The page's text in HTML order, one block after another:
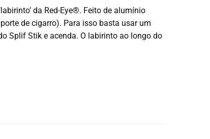
da Red-Eye®. Feito de alumínio
de cigarro). Para isso basta usar um
Splif Stik e acenda. O labirinto ao longo do